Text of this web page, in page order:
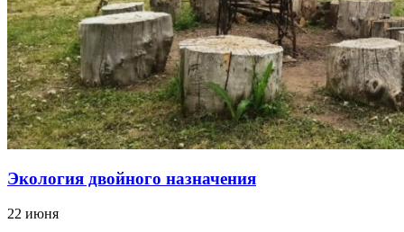
Экология двойного назначения
22 июня